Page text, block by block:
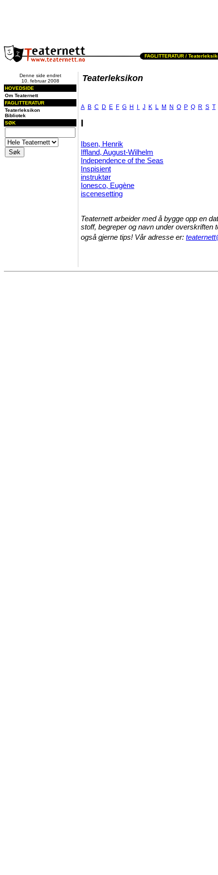
FAGLITTERATUR /
Denne side endret
10. februar 2008
HOVEDSIDE
Om Teaternett
FAGLITTERATUR
Teaterleksikon
Bibliotek
SØK
Teaterleksikon
A B C D E F G H I J K L M N O P Q R S T
I
Ibsen, Henrik
Iffland, August-Wilhelm
Independence of the Seas
Inspisient
instruktør
Ionesco, Eugène
iscenesetting
Teaternett arbeider med å bygge opp en
stoff, begreper og navn under overskriften
også gjerne tips! Vår adresse er: